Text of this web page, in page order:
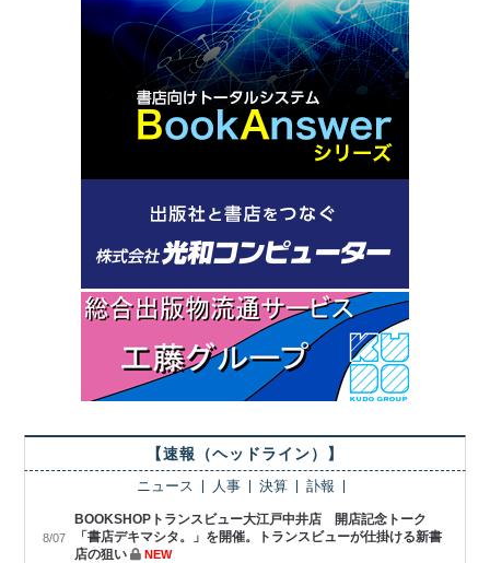
【速報（ヘッドライン）】
ニュース 人事 決算 訃報
8/07
BOOKSHOPトランスビュー大江戸中井店 開店記念トーク
「書店デキマシタ。」を開催。トランスビューが仕掛ける新書
店の狙い
NEW